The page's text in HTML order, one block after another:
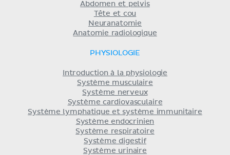
Abdomen et pelvis
Tête et cou
Neuranatomie
Anatomie radiologique
PHYSIOLOGIE
Introduction à la physiologie
Système musculaire
Système nerveux
Système cardiovasculaire
Système lymphatique et système immunitaire
Système endocrinien
Système respiratoire
Système digestif
Système urinaire